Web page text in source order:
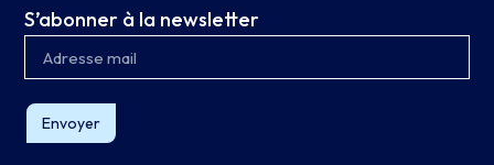
S’abonner à la newsletter
Envoyer